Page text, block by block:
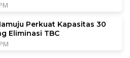
Perkuat Kapasitas 30
Eliminasi TBC